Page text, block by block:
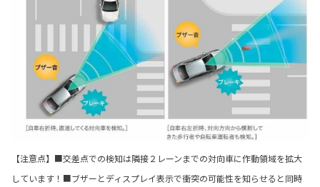
【注意点】■交差点での検知は隣接２レーンまでの対向車に作動領域を拡大
しています！■ブザーとディスプレイ表示で衝突の可能性を知らせると同時